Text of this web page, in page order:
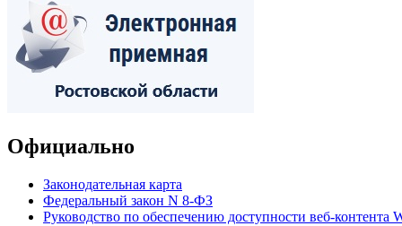
Официально
Законодательная карта
Федеральный закон N 8-ФЗ
Руководство по обеспечению доступности веб-контента